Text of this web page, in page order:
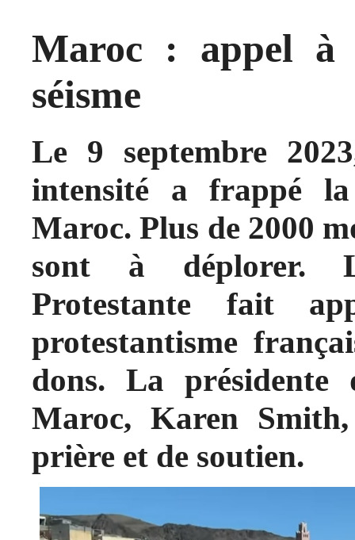
Maroc : appel à
séisme
Le 9 septembre
intensité a frappé
Maroc. Plus de 2000
sont à déplorer.
Protestante fait
protestantisme
dons. La présidente
Maroc, Karen
prière et de soutien.